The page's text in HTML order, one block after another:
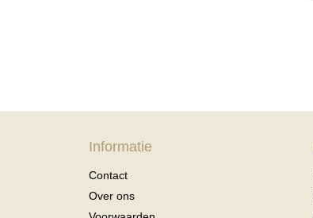
Informatie
Contact
Over ons